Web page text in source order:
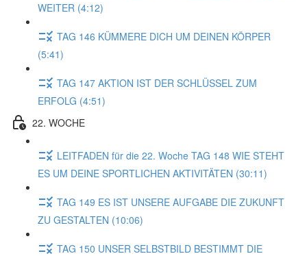
WEITER (4:12)
TAG 146 KÜMMERE DICH UM DEINEN KÖRPER
(5:41)
TAG 147 AKTION IST DER SCHLÜSSEL ZUM
ERFOLG (4:51)
22. WOCHE
LEITFADEN für die 22. Woche TAG 148 WIE STEHT
ES UM DEINE SPORTLICHEN AKTIVITÄTEN (30:11)
TAG 149 ES IST UNSERE AUFGABE DIE ZUKUNFT
ZU GESTALTEN (10:06)
TAG 150 UNSER SELBSTBILD BESTIMMT DIE